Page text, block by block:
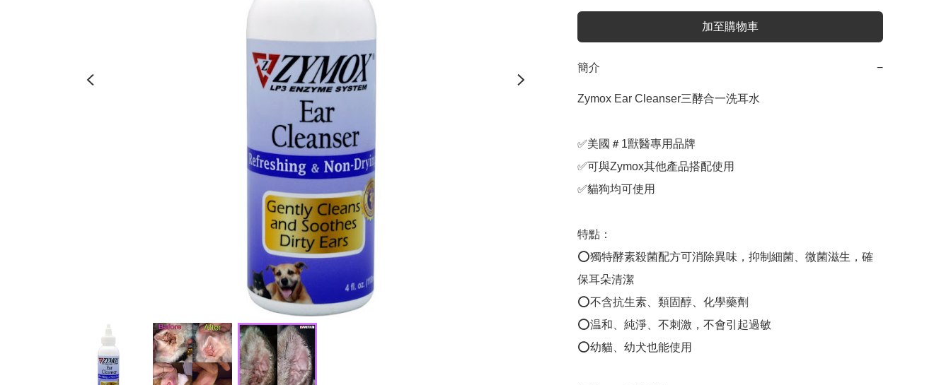
加至購物車
簡介 −
Zymox Ear Cleanser三酵合一洗耳水
✅美國＃1獸醫專用品牌
✅可與Zymox其他產品搭配使用
✅貓狗均可使用
特點：
⭕️獨特酵素殺菌配方可消除異味，抑制細菌、微菌滋生，確
保耳朵清潔
⭕️不含抗生素、類固醇、化學藥劑
⭕️温和、純淨、不刺激，不會引起過敏
⭕️幼貓、幼犬也能使用